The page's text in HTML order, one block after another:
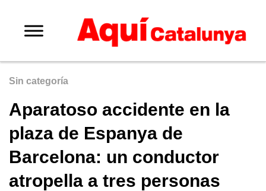
Sin categoría
Aparatoso accidente en la
plaza de Espanya de
Barcelona: un conductor
atropella a tres personas